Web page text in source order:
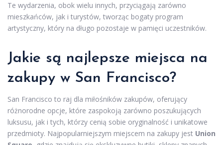
Te wydarzenia, obok wielu innych, przyciągają zarówno
mieszkańców, jak i turystów, tworząc bogaty program
artystyczny, który na długo pozostaje w pamięci uczestników.
Jakie są najlepsze miejsca na
zakupy w San Francisco?
San Francisco to raj dla miłośników zakupów, oferujący
różnorodne opcje, które zaspokoją zarówno poszukujących
luksusu, jak i tych, którzy cenią sobie oryginalność i unikatowe
przedmioty. Najpopularniejszym miejscem na zakupy jest Union